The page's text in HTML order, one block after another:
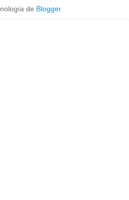
de Blogger.